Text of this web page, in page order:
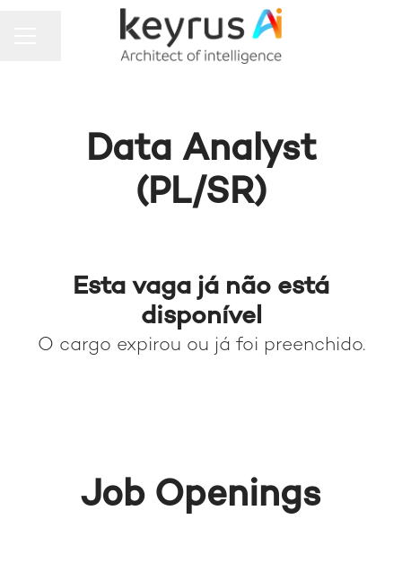
MENU DE CARREIRAS
Compartilhar a página
Data Analyst
(PL/SR)
Esta vaga já não está
disponível
O cargo expirou ou já foi preenchido.
Job Openings